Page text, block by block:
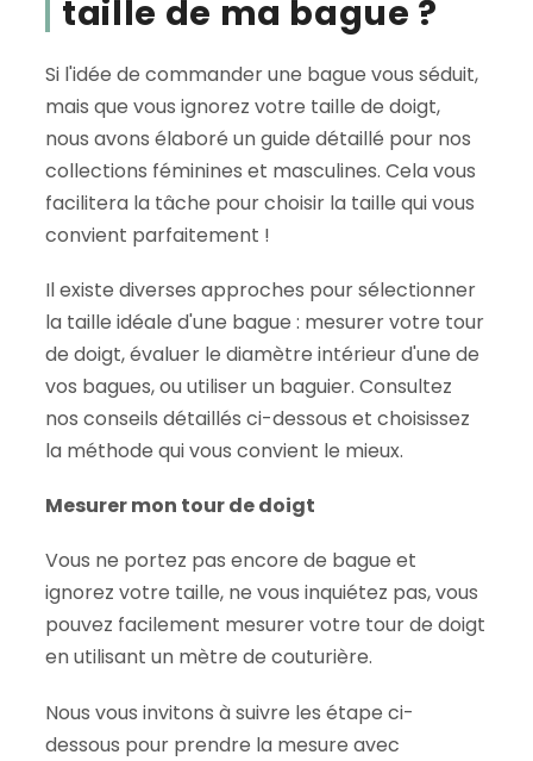
taille de ma bague ?
Si l'idée de commander une bague vous séduit,
mais que vous ignorez votre taille de doigt,
nous avons élaboré un guide détaillé pour nos
collections féminines et masculines. Cela vous
facilitera la tâche pour choisir la taille qui vous
convient parfaitement !
Il existe diverses approches pour sélectionner
la taille idéale d'une bague : mesurer votre tour
de doigt, évaluer le diamètre intérieur d'une de
vos bagues, ou utiliser un baguier. Consultez
nos conseils détaillés ci-dessous et choisissez
la méthode qui vous convient le mieux.
Mesurer mon tour de doigt
Vous ne portez pas encore de bague et
ignorez votre taille, ne vous inquiétez pas, vous
pouvez facilement mesurer votre tour de doigt
en utilisant un mètre de couturière.
Nous vous invitons à suivre les étape ci-
dessous pour prendre la mesure avec